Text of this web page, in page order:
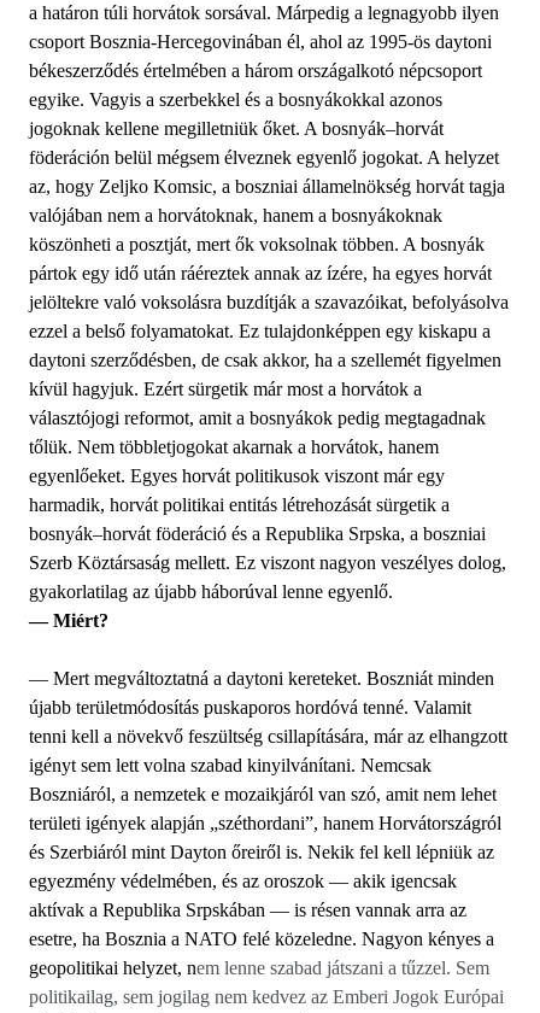
a határon túli horvátok sorsával. Márpedig a legnagyobb ilyen
csoport Bosznia-Hercegovinában él, ahol az 1995-ös daytoni
békeszerződés értelmében a három országalkotó népcsoport
egyike. Vagyis a szerbekkel és a bosnyákokkal azonos
jogoknak kellene megilletniük őket. A bosnyák–horvát
föderáción belül mégsem élveznek egyenlő jogokat. A helyzet
az, hogy Zeljko Komsic, a boszniai államelnökség horvát tagja
valójában nem a horvátoknak, hanem a bosnyákoknak
köszönheti a posztját, mert ők voksolnak többen. A bosnyák
pártok egy idő után ráéreztek annak az ízére, ha egyes horvát
jelöltekre való voksolásra buzdítják a szavazóikat, befolyásolva
ezzel a belső folyamatokat. Ez tulajdonképpen egy kiskapu a
daytoni szerződésben, de csak akkor, ha a szellemét figyelmen
kívül hagyjuk. Ezért sürgetik már most a horvátok a
választójogi reformot, amit a bosnyákok pedig megtagadnak
tőlük. Nem többletjogokat akarnak a horvátok, hanem
egyenlőeket. Egyes horvát politikusok viszont már egy
harmadik, horvát politikai entitás létrehozását sürgetik a
bosnyák–horvát föderáció és a Republika Srpska, a boszniai
Szerb Köztársaság mellett. Ez viszont nagyon veszélyes dolog,
gyakorlatilag az újabb háborúval lenne egyenlő.
— Miért?
— Mert megváltoztatná a daytoni kereteket. Boszniát minden
újabb területmódosítás puskaporos hordóvá tenné. Valamit
tenni kell a növekvő feszültség csillapítására, már az elhangzott
igényt sem lett volna szabad kinyilvánítani. Nemcsak
Boszniáról, a nemzetek e mozaikjáról van szó, amit nem lehet
területi igények alapján „széthordani”, hanem Horvátországról
és Szerbiáról mint Dayton őreiről is. Nekik fel kell lépniük az
egyezmény védelmében, és az oroszok — akik igencsak
aktívak a Republika Srpskában — is résen vannak arra az
esetre, ha Bosznia a NATO felé közeledne. Nagyon kényes a
geopolitikai helyzet, nem lenne szabad játszani a tűzzel. Sem
politikailag, sem jogilag nem kedvez az Emberi Jogok Európai